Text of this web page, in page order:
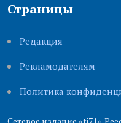
Страницы
Редакция
Рекламодателям
Политика